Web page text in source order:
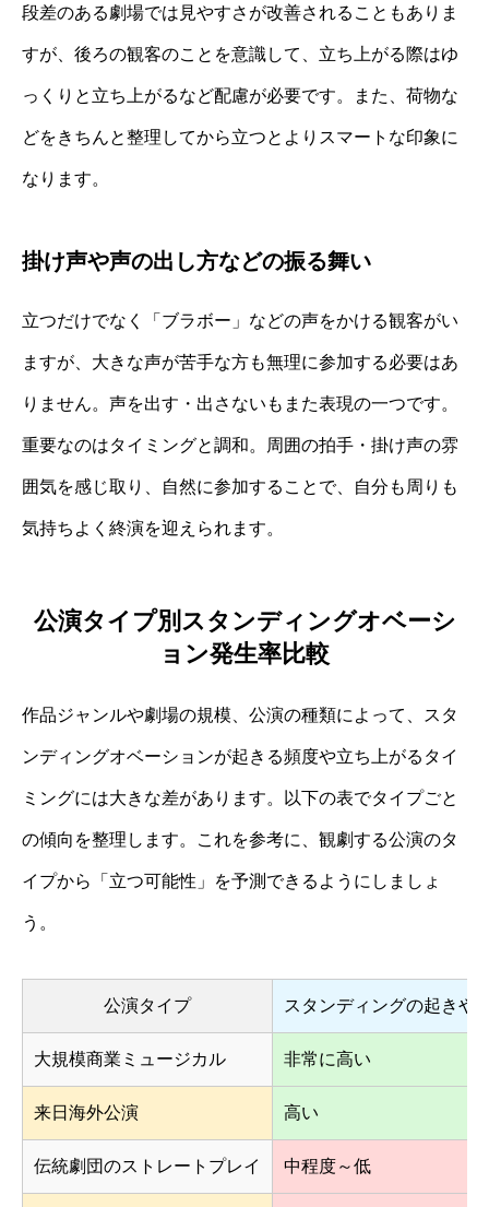
段差のある劇場では見やすさが改善されることもありま
すが、後ろの観客のことを意識して、立ち上がる際はゆ
っくりと立ち上がるなど配慮が必要です。また、荷物な
どをきちんと整理してから立つとよりスマートな印象に
なります。
掛け声や声の出し方などの振る舞い
立つだけでなく「ブラボー」などの声をかける観客がい
ますが、大きな声が苦手な方も無理に参加する必要はあ
りません。声を出す・出さないもまた表現の一つです。
重要なのはタイミングと調和。周囲の拍手・掛け声の雰
囲気を感じ取り、自然に参加することで、自分も周りも
気持ちよく終演を迎えられます。
公演タイプ別スタンディングオベーシ
ョン発生率比較
作品ジャンルや劇場の規模、公演の種類によって、スタ
ンディングオベーションが起きる頻度や立ち上がるタイ
ミングには大きな差があります。以下の表でタイプごと
の傾向を整理します。これを参考に、観劇する公演のタ
イプから「立つ可能性」を予測できるようにしましょ
う。
公演タイプ スタンディングの起きや
大規模商業ミュージカル 非常に高い
来日海外公演 高い
伝統劇団のストレートプレイ 中程度～低